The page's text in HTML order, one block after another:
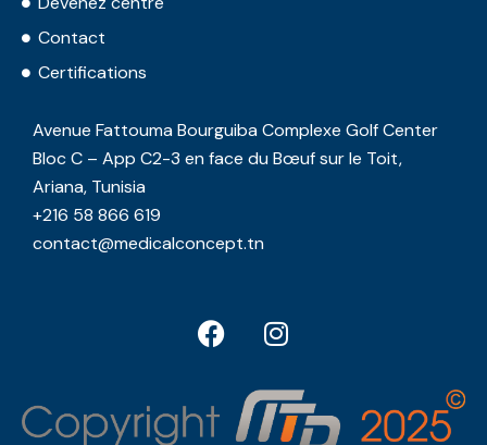
Contact
Certifications
Avenue Fattouma Bourguiba Complexe Golf Center
Bloc C – App C2-3 en face du Bœuf sur le Toit,
Ariana, Tunisia
+216 58 866 619
contact@medicalconcept.tn